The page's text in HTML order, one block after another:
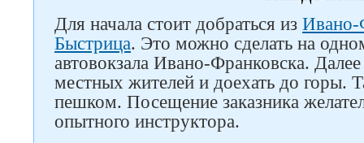
Для начала стоит добраться из Ивано-
Быстрица. Это можно сделать на
автовокзала Ивано-Франковска.
местных жителей и доехать до горы.
пешком. Посещение заказника
опытного инструктора.